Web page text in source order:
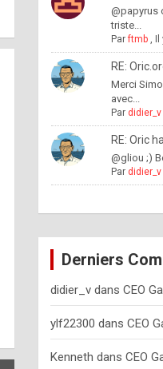
@papyrus
triste...
Parftmb,
RE:
Merci
avec...
Par didier_v
RE: Oric
@gliou ;)
Par didier_v
Derniers
didier_vdans CEO
ylf22300 dans CEO
Kenneth dans CEO